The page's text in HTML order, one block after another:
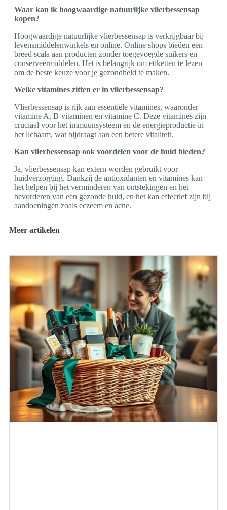
Waar kan ik hoogwaardige natuurlijke vlierbessensap
kopen?
Hoogwaardige natuurlijke vlierbessensap is verkrijgbaar bij
levensmiddelenwinkels en online. Online shops bieden een
breed scala aan producten zonder toegevoegde suikers en
conserveermiddelen. Het is belangrijk om etiketten te lezen
om de beste keuze voor je gezondheid te maken.
Welke vitamines zitten er in vlierbessensap?
Vlierbessensap is rijk aan essentiële vitamines, waaronder
vitamine A, B-vitaminen en vitamine C. Deze vitamines zijn
cruciaal voor het immuunsysteem en de energieproductie in
het lichaam, wat bijdraagt aan een betere vitaliteit.
Kan vlierbessensap ook voordelen voor de huid bieden?
Ja, vlierbessensap kan extern worden gebruikt voor
huidverzorging. Dankzij de antioxidanten en vitamines kan
het helpen bij het verminderen van ontstekingen en het
bevorderen van een gezonde huid, en het kan effectief zijn bij
aandoeningen zoals eczeem en acne.
Meer artikelen